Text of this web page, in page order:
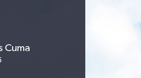
Cuma